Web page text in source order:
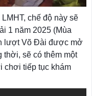
chế độ này sẽ
1 năm 2025 (Mùa
lượt Võ Đài được mở
sẽ có thêm một
chơi tiếp tục khám